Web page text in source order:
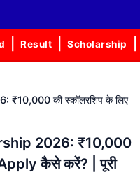
Result Scholarship
की स्कॉलरशिप के लिए
2026: ₹10,000
कैसे करें? | पूरी